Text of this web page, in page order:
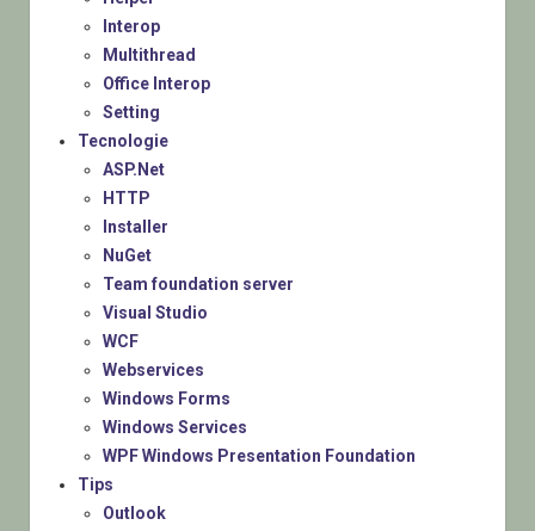
Interop
Multithread
Office Interop
Setting
Tecnologie
ASP.Net
HTTP
Installer
NuGet
Team foundation server
Visual Studio
WCF
Webservices
Windows Forms
Windows Services
WPF Windows Presentation Foundation
Tips
Outlook